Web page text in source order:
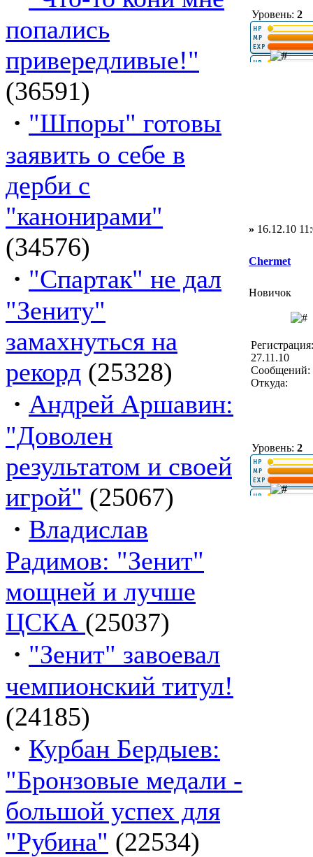
попались
привередливые!"
(36591)
· "Шпоры" готовы
заявить о себе в
дерби с
"канонирами"
(34576)
· "Спартак" не дал
"Зениту"
замахнуться на
рекорд (25328)
· Андрей Аршавин:
"Доволен
результатом и своей
игрой" (25067)
· Владислав
Радимов: "Зенит"
мощней и лучше
ЦСКА (25037)
· "Зенит" завоевал
чемпионский титул!
(24185)
· Курбан Бердыев:
"Бронзовые медали -
большой успех для
"Рубина" (22534)
Уровень: 2
» 16.12.10
Chermet
Новичок
Регистрация:
27.11.10
Сообщений:
Откуда:
Уровень: 2